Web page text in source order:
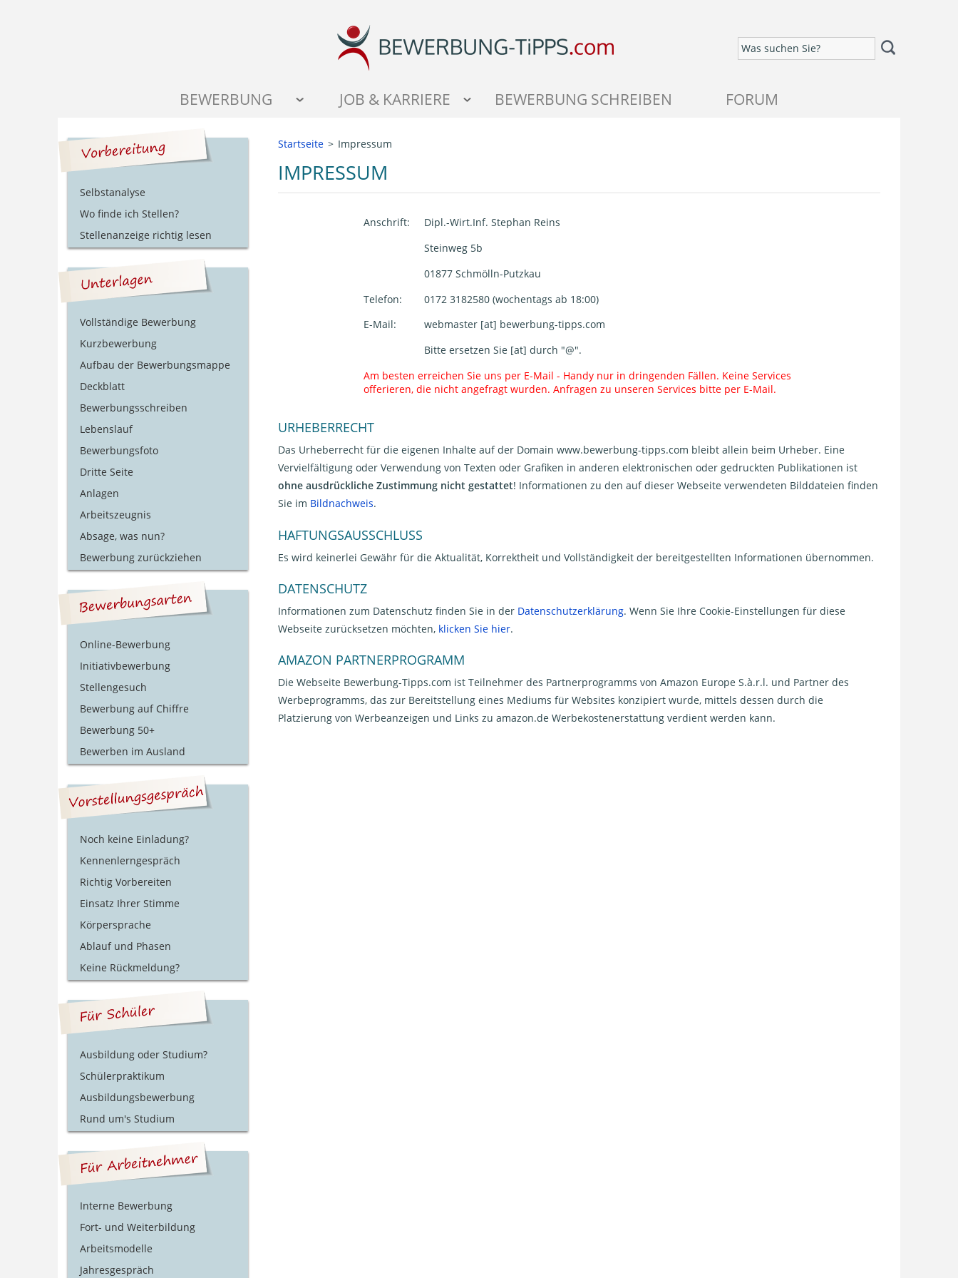
BEWERBUNG JOB & KARRIERE BEWERBUNG SCHREIBEN FORUM
Startseite Impressum
IMPRESSUM
Anschrift:
Dipl.-Wirt.Inf. Stephan Reins
Steinweg 5b
01877 Schmölln-Putzkau
Telefon:
0172 3182580 (wochentags ab 18:00)
E-Mail:
webmaster [at] bewerbung-tipps.com
Bitte ersetzen Sie [at] durch "@".
Am besten erreichen Sie uns per E-Mail - Handy nur in dringenden Fällen. Keine Services
offerieren, die nicht angefragt wurden. Anfragen zu unseren Services bitte per E-Mail.
URHEBERRECHT
Das Urheberrecht für die eigenen Inhalte auf der Domain www.bewerbung-tipps.com bleibt allein beim Urheber. Eine
Vervielfältigung oder Verwendung von Texten oder Grafiken in anderen elektronischen oder gedruckten Publikationen ist
ohne ausdrückliche Zustimmung nicht gestattet! Informationen zu den auf dieser Webseite verwendeten Bilddateien finden
Sie im Bildnachweis.
HAFTUNGSAUSSCHLUSS
Es wird keinerlei Gewähr für die Aktualität, Korrektheit und Vollständigkeit der bereitgestellten Informationen übernommen.
DATENSCHUTZ
Informationen zum Datenschutz finden Sie in der Datenschutzerklärung. Wenn Sie Ihre Cookie-Einstellungen für diese
Webseite zurücksetzen möchten, klicken Sie hier.
AMAZON PARTNERPROGRAMM
Die Webseite Bewerbung-Tipps.com ist Teilnehmer des Partnerprogramms von Amazon Europe S.à.r.l. und Partner des
Werbeprogramms, das zur Bereitstellung eines Mediums für Websites konzipiert wurde, mittels dessen durch die
Platzierung von Werbeanzeigen und Links zu amazon.de Werbekostenerstattung verdient werden kann.
Selbstanalyse
Wo finde ich Stellen?
Stellenanzeige richtig lesen
Vollständige Bewerbung
Kurzbewerbung
Aufbau der Bewerbungsmappe
Deckblatt
Bewerbungsschreiben
Lebenslauf
Bewerbungsfoto
Dritte Seite
Anlagen
Arbeitszeugnis
Absage, was nun?
Bewerbung zurückziehen
Online-Bewerbung
Initiativbewerbung
Stellengesuch
Bewerbung auf Chiffre
Bewerbung 50+
Bewerben im Ausland
Noch keine Einladung?
Kennenlerngespräch
Richtig Vorbereiten
Einsatz Ihrer Stimme
Körpersprache
Ablauf und Phasen
Keine Rückmeldung?
Ausbildung oder Studium?
Schülerpraktikum
Ausbildungsbewerbung
Rund um's Studium
Interne Bewerbung
Fort- und Weiterbildung
Arbeitsmodelle
Jahresgespräch